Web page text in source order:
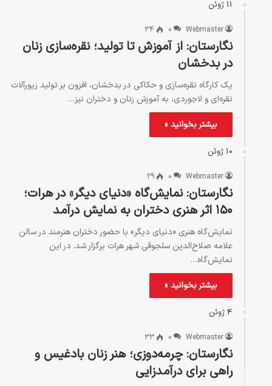
11 ژوئن
Webmaster
0
34
نگارستان: از آموزش تا تولید؛ نقره‌سازی زنان
در بدخشان
یک کارگاه نقره‌سازی و حکاکی در بدخشان، افزون بر تولید زیورآلات
نقره‌ای و لاجوردی، به آموزش زنان و دختران نیز…
بیشتر بخوانید »
10 ژوئن
Webmaster
0
29
نگارستان: نمایش‌گاه «دنیای دیگر» در هرات؛
۱۵۰ اثر هنری دختران به نمایش درآمد
نمایش‌گاه هنری «دنیای دیگر» با حضور دختران هنرمند در سالن
علامه صلاح‌الدین سلجوقی شهر هرات برگزار شد. در این
نمایش‌گاه…
بیشتر بخوانید »
4 ژوئن
Webmaster
0
33
نگارستان: چرمه‌دوزی؛ هنر زنان بادغیس و
راهی برای درآمدزایی